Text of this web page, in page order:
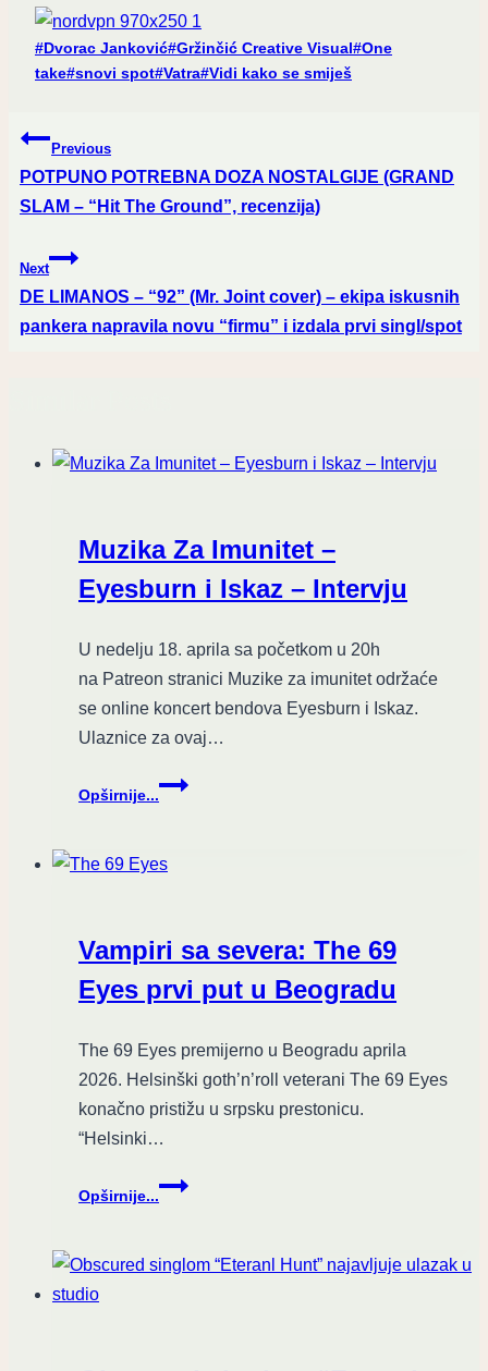
Post
Tags:
#Dvorac Janković#Gržinčić Creative Visual#One
take#snovi spot#Vatra#Vidi kako se smiješ
Post
navigation
Previous
POTPUNO POTREBNA DOZA NOSTALGIJE (GRAND
SLAM – “Hit The Ground”, recenzija)
Next
DE LIMANOS – “92” (Mr. Joint cover) – ekipa iskusnih
pankera napravila novu “firmu” i izdala prvi singl/spot
Muzika Za Imunitet –
Eyesburn i Iskaz – Intervju
U nedelju 18. aprila sa početkom u 20h
na Patreon stranici Muzike za imunitet održaće
se online koncert bendova Eyesburn i Iskaz.
Ulaznice za ovaj…
Opširnije...
Muzika
Za
–
Intervju
Vampiri sa severa: The 69
Eyes prvi put u Beogradu
The 69 Eyes premijerno u Beogradu aprila
2026. Helsinški goth’n’roll veterani The 69 Eyes
konačno pristižu u srpsku prestonicu.
“Helsinki…
Opširnije...
Vampiri
sa
The